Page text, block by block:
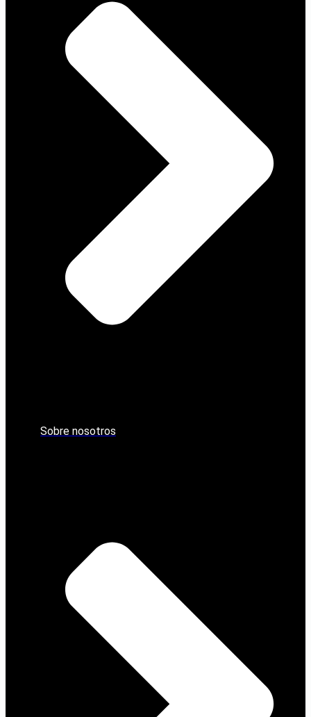
Sobre nosotros